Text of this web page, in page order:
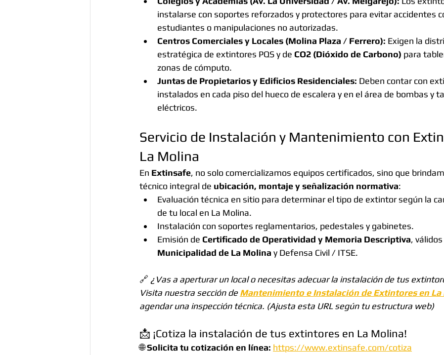
instalarse con soportes reforzados y protectores para evitar accidentes
estudiantes o manipulaciones no autorizadas.
Centros Comerciales y Locales (Molina Plaza / Ferrero): Exigen la
estratégica de extintores PQS y de CO2 (Dióxido de Carbono) para
zonas de cómputo.
Juntas de Propietarios y Edificios Residenciales: Deben contar con
instalados en cada piso del hueco de escalera y en el área de bombas y
eléctricos.
Servicio de Instalación y Mantenimiento con
La Molina
En Extinsafe, no solo comercializamos equipos certificados, sino que
técnico integral de ubicación, montaje y señalización normativa:
Evaluación técnica en sitio para determinar el tipo de extintor según la
de tu local en La Molina.
Instalación con soportes reglamentarios, pedestales y gabinetes.
Emisión de Certificado de Operatividad y Memoria Descriptiva,
Municipalidad de La Molina y Defensa Civil / ITSE.
🔗 ¿Vas a aperturar un local o necesitas adecuar la instalación de tus
Visita nuestra sección de Mantenimiento e Instalación de Extintores en La
agendar una inspección técnica. (Ajusta esta URL según tu estructura web)
📩 ¡Cotiza la instalación de tus extintores en La Molina!
🌐 Solicita tu cotización en línea: https://www.extinsafe.com/cotiza